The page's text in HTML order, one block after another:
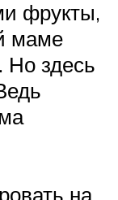
фрукты,
маме
Но здесь
на